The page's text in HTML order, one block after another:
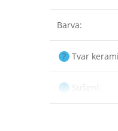
Barva:
? Tvar
? Sušení